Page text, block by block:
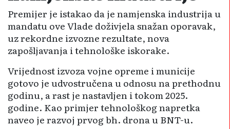
Premijer je istakao da je namjenska industrija u
mandatu ove Vlade doživjela snažan oporavak,
uz rekordne izvozne rezultate, nova
zapošljavanja i tehnološke iskorake.
Vrijednost izvoza vojne opreme i municije
gotovo je udvostručena u odnosu na prethodnu
godinu, a rast je nastavljen i tokom 2025.
godine. Kao primjer tehnološkog napretka
naveo je razvoj prvog bh. drona u BNT-u.